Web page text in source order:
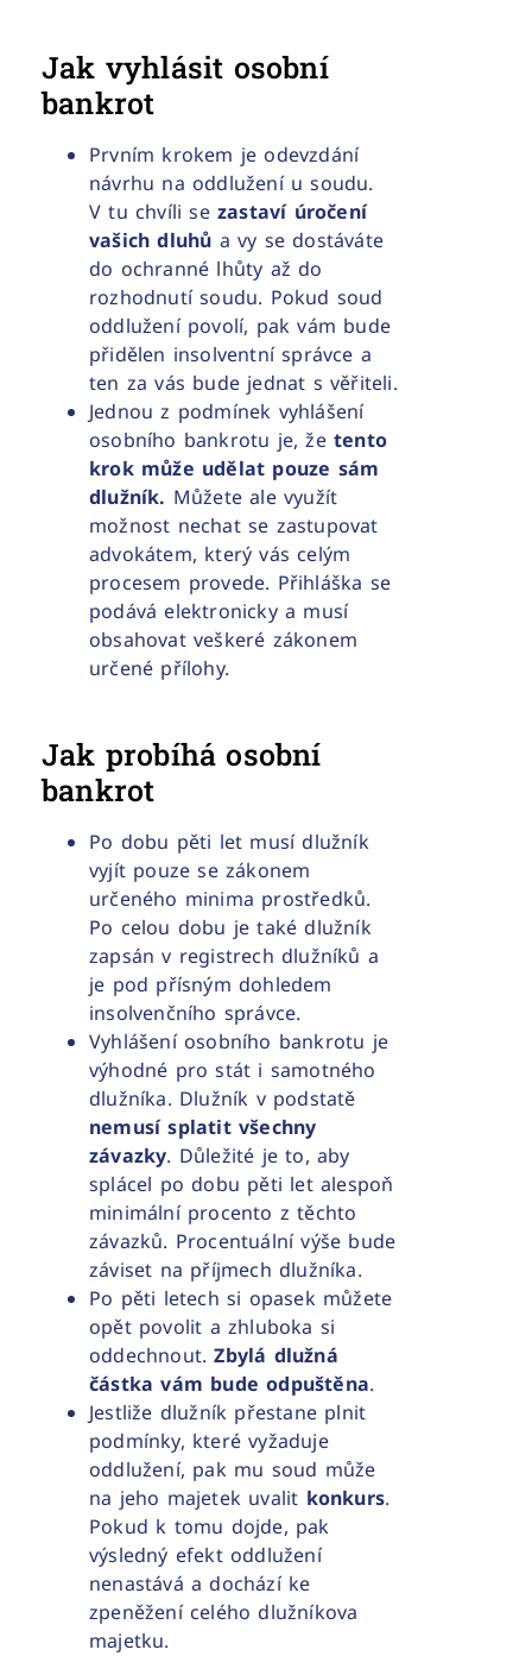
Jak vyhlásit osobní
bankrot
Prvním krokem je odevzdání
návrhu na oddlužení u soudu.
V tu chvíli se zastaví úročení
vašich dluhů a vy se dostáváte
do ochranné lhůty až do
rozhodnutí soudu. Pokud soud
oddlužení povolí, pak vám bude
přidělen insolventní správce a
ten za vás bude jednat s věřiteli.
Jednou z podmínek vyhlášení
osobního bankrotu je, že tento
krok může udělat pouze sám
dlužník. Můžete ale využít
možnost nechat se zastupovat
advokátem, který vás celým
procesem provede. Přihláška se
podává elektronicky a musí
obsahovat veškeré zákonem
určené přílohy.
Jak probíhá osobní
bankrot
Po dobu pěti let musí dlužník
vyjít pouze se zákonem
určeného minima prostředků.
Po celou dobu je také dlužník
zapsán v registrech dlužníků a
je pod přísným dohledem
insolvenčního správce.
Vyhlášení osobního bankrotu je
výhodné pro stát i samotného
dlužníka. Dlužník v podstatě
nemusí splatit všechny
závazky. Důležité je to, aby
splácel po dobu pěti let alespoň
minimální procento z těchto
závazků. Procentuální výše bude
záviset na příjmech dlužníka.
Po pěti letech si opasek můžete
opět povolit a zhluboka si
oddechnout.Zbylá dlužná
částka vám bude odpuštěna.
Jestliže dlužník přestane plnit
podmínky, které vyžaduje
oddlužení, pak mu soud může
na jeho majetek uvalit konkurs.
Pokud k tomu dojde, pak
výsledný efekt oddlužení
nenastává a dochází ke
zpeněžení celého dlužníkova
majetku.